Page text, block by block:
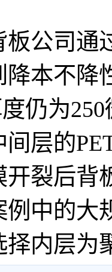
板公司通
本不降
仍为
层的
开裂后背
中的大
择内层为